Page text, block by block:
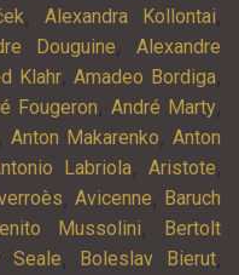
, Alexandra Kollontai,
Douguine, Alexandre
Klahr,Amadeo Bordiga,
Fougeron, André Marty,
, Anton Makarenko, Anton
Labriola,Aristote,
, Avicenne, Baruch
Mussolini, Bertolt
Seale, Boleslav Bierut,